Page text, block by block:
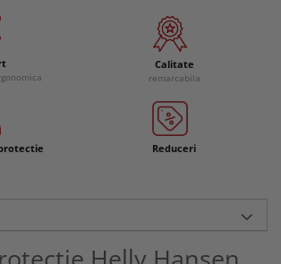
Calitate
remarcabila
Reduceri